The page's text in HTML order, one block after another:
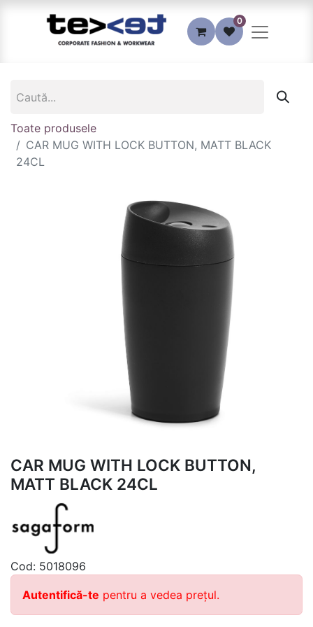
0
Toate produsele
CAR MUG WITH LOCK BUTTON, MATT BLACK
24CL
CAR MUG WITH LOCK BUTTON,
MATT BLACK 24CL
Cod: 5018096
Autentifică-te pentru a vedea prețul.